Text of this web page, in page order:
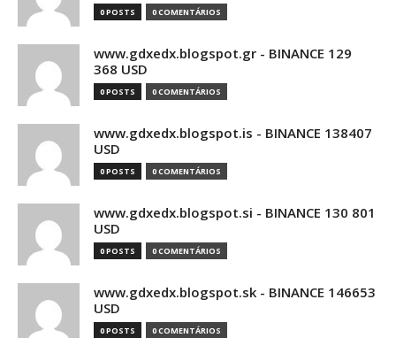
0 POSTS 0 COMENTÁRIOS
www.gdxedx.blogspot.gr - BINANCE 129
368 USD
0 POSTS 0 COMENTÁRIOS
www.gdxedx.blogspot.is - BINANCE 138407
USD
0 POSTS 0 COMENTÁRIOS
www.gdxedx.blogspot.si - BINANCE 130 801
USD
0 POSTS 0 COMENTÁRIOS
www.gdxedx.blogspot.sk - BINANCE 146653
USD
0 POSTS 0 COMENTÁRIOS